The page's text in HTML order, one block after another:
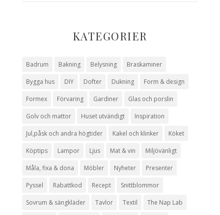
KATEGORIER
Badrum Bakning Belysning Braskaminer
Bygga hus DIY Dofter Dukning Form & design
Formex Förvaring Gardiner Glas och porslin
Golv och mattor Huset utvändigt Inspiration
Jul,påsk och andra högtider Kakel och klinker Köket
Köptips Lampor Ljus Mat & vin Miljövänligt
Måla, fixa & dona Möbler Nyheter Presenter
Pyssel Rabattkod Recept Snittblommor
Sovrum & sängkläder Tavlor Textil The Nap Lab